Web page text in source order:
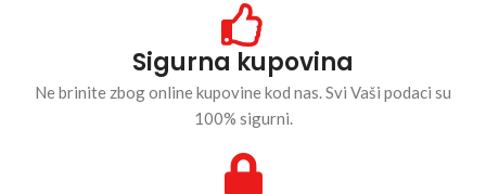
Sigurna kupovina
Ne brinite zbog online kupovine kod nas. Svi Vaši podaci su
100% sigurni.